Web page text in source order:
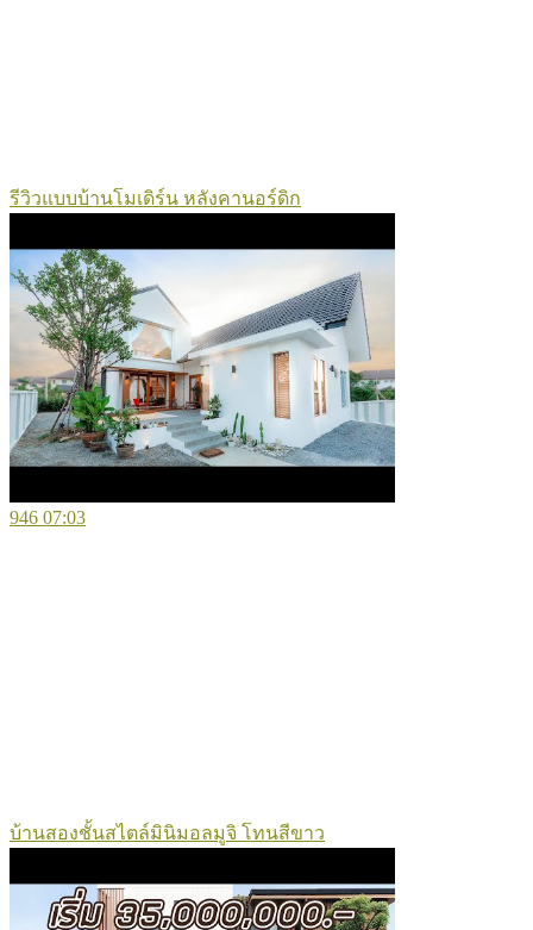
รีวิวแบบบ้านโมเดิร์น หลังคานอร์ดิก
946 07:03
บ้านสองชั้นสไตล์มินิมอลมูจิ โทนสีขาว